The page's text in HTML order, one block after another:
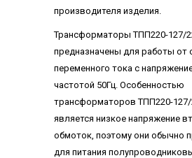
производителя изделия.
Трансформаторы ТПП220-127/
предназначены для работы от
переменного тока с
частотой 50Гц. Особенностью
трансформаторов ТПП220-127/
является низкое напряжение
обмоток, поэтому они обычно
для питания